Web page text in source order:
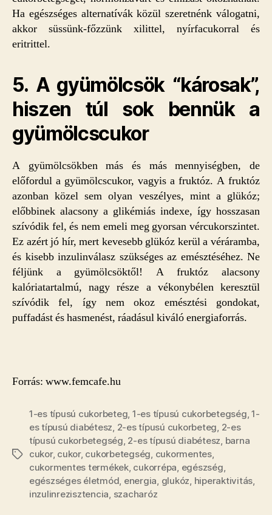
Ha egészséges alternatívák közül szeretnénk válogatni,
akkor süssünk-főzzünk xilittel, nyírfacukorral és
eritrittel.
5. A gyümölcsök “károsak”,
hiszen túl sok bennük a
gyümölcscukor
A gyümölcsökben más és más mennyiségben, de
előfordul a gyümölcscukor, vagyis a fruktóz. A fruktóz
azonban közel sem olyan veszélyes, mint a glükóz;
előbbinek alacsony a glikémiás indexe, így hosszasan
szívódik fel, és nem emeli meg gyorsan vércukorszintet.
Ez azért jó hír, mert kevesebb glükóz kerül a véráramba,
és kisebb inzulinválasz szükséges az emésztéséhez. Ne
féljünk a gyümölcsöktől! A fruktóz alacsony
kalóriatartalmú, nagy része a vékonybélen keresztül
szívódik fel, így nem okoz emésztési gondokat,
puffadást és hasmenést, ráadásul kiváló energiaforrás.
Forrás: www.femcafe.hu
Címkék
1-es típusú cukorbeteg 1-es típusú cukorbetegség ,1-
es típusú diabétesz 2-es típusú cukorbeteg 2-es
típusú cukorbetegség 2-es típusú diabétesz barna
cukor, cukor, cukorbetegség cukormentes,
cukormentes termékek, cukorrépa egészség
egészséges életmód energia glukóz hiperaktivitás
inzulinrezisztencia szacharóz